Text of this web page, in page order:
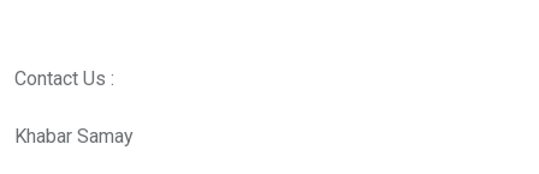
Contact Us :
Khabar Samay